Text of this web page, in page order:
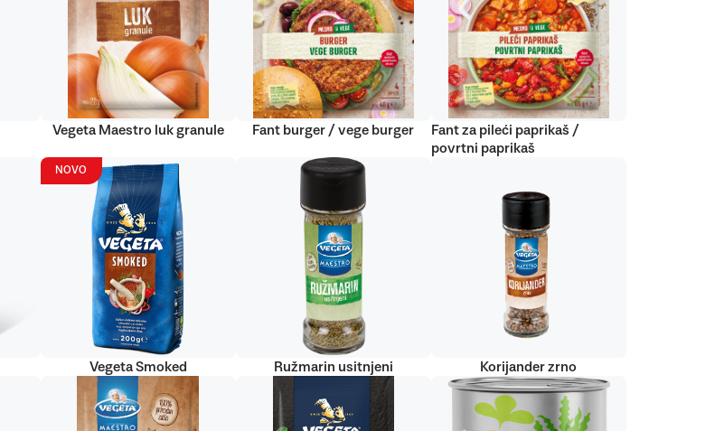
Vegeta Maestro luk granule Fant burger / vege burger
Fant za pileći paprikaš /
povrtni paprikaš
NOVO
Vegeta Smoked Ružmarin usitnjeni Korijander zrno